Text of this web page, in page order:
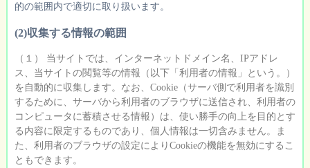
的の範囲内で適切に取り扱います。
(2)収集する情報の範囲
（１） 当サイトでは、インターネットドメイン名、IPアドレ
ス、当サイトの閲覧等の情報（以下「利用者の情報」という。）
を自動的に収集します。なお、Cookie（サーバ側で利用者を識別
するために、サーバから利用者のブラウザに送信され、利用者の
コンピュータに蓄積させる情報）は、使い勝手の向上を目的とす
る内容に限定するものであり、個人情報は一切含みません。ま
た、利用者のブラウザの設定によりCookieの機能を無効にするこ
ともできます。